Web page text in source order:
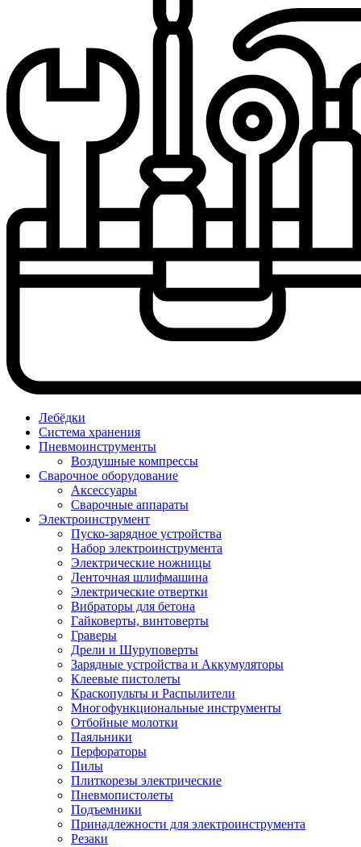
Лебёдки
Система хранения
Пневмоинструменты
Воздушные компрессы
Сварочное оборудование
Аксессуары
Сварочные аппараты
Электроинструмент
Пуско-зарядное устройства
Набор электроинструмента
Электрические ножницы
Ленточная шлифмашина
Электрические отвертки
Вибраторы для бетона
Гайковерты, винтоверты
Граверы
Дрели и Шуруповерты
Зарядные устройства и Аккумуляторы
Клеевые пистолеты
Краскопульты и Распылители
Многофункциональные инструменты
Отбойные молотки
Паяльники
Перфораторы
Пилы
Плиткорезы электрические
Пневмопистолеты
Подъемники
Принадлежности для электроинструмента
Резаки